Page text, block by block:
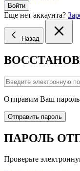
Войти
Еще нет аккаунта?
Назад
Отправим Ваш
Отправить пароль
ПАРОЛЬ
Проверьте